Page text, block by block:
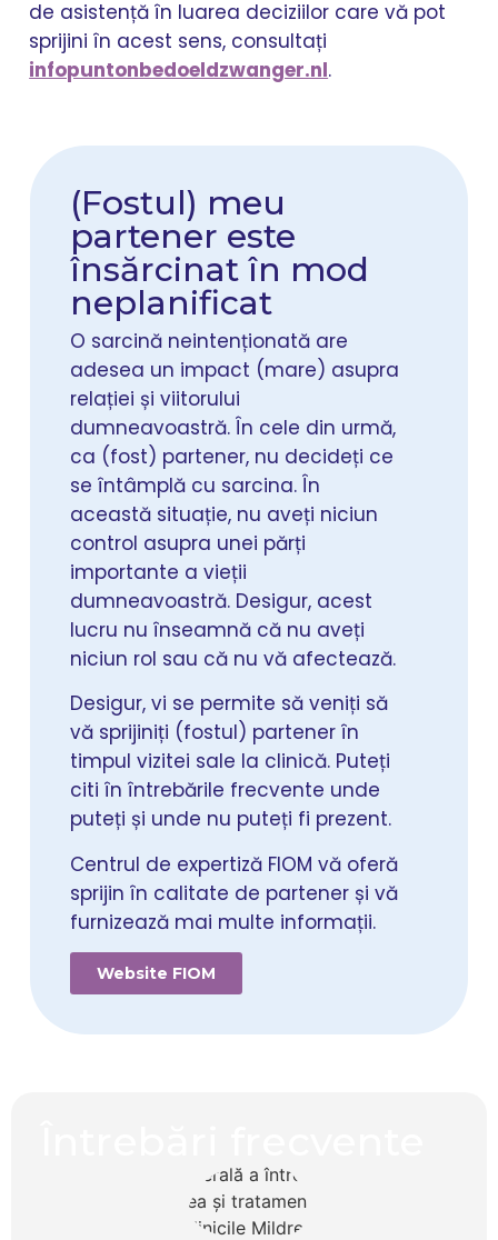
de asistență în luarea deciziilor care vă pot
sprijini în acest sens, consultați
infopuntonbedoeldzwanger.nl.
(Fostul) meu
partener este
însărcinat în mod
neplanificat
O sarcină neintenționată are
adesea un impact (mare) asupra
relației și viitorului
dumneavoastră. În cele din urmă,
ca (fost) partener, nu decideți ce
se întâmplă cu sarcina. În
această situație, nu aveți niciun
control asupra unei părți
importante a vieții
dumneavoastră. Desigur, acest
lucru nu înseamnă că nu aveți
niciun rol sau că nu vă afectează.
Desigur, vi se permite să veniți să
vă sprijiniți (fostul) partener în
timpul vizitei sale la clinică. Puteți
citi în întrebările frecvente unde
puteți și unde nu puteți fi prezent.
Centrul de expertiză FIOM vă oferă
sprijin în calitate de partener și vă
furnizează mai multe informații.
Website FIOM